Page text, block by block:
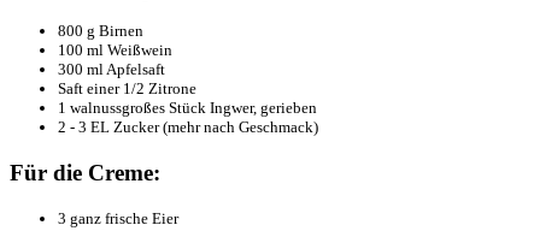
800 g Birnen
100 ml Weißwein
300 ml Apfelsaft
Saft einer 1/2 Zitrone
1 walnussgroßes Stück Ingwer, gerieben
2 - 3 EL Zucker (mehr nach Geschmack)
Für die Creme:
3 ganz frische Eier